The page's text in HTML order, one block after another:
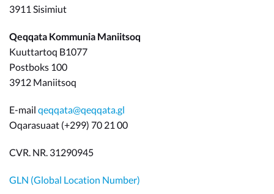
3911 Sisimiut
Qeqqata Kommunia Maniitsoq
Kuuttartoq B1077
Postboks 100
3912 Maniitsoq
E-mail qeqqata@qeqqata.gl
Oqarasuaat (+299) 70 21 00
CVR. NR. 31290945
GLN (Global Location Number)